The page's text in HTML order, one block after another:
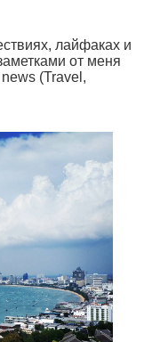
лайфаках и
от меня
(Travel,